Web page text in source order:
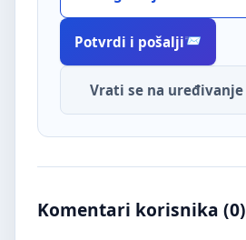
Potvrdi i pošalji
Vrati se na uređivanje
Komentari korisnika (0)